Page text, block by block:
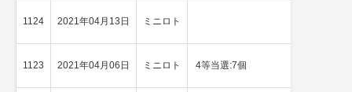
1124 2021年04月13日 ミニロト
1123 2021年04月06日 ミニロト 4等当選:7個